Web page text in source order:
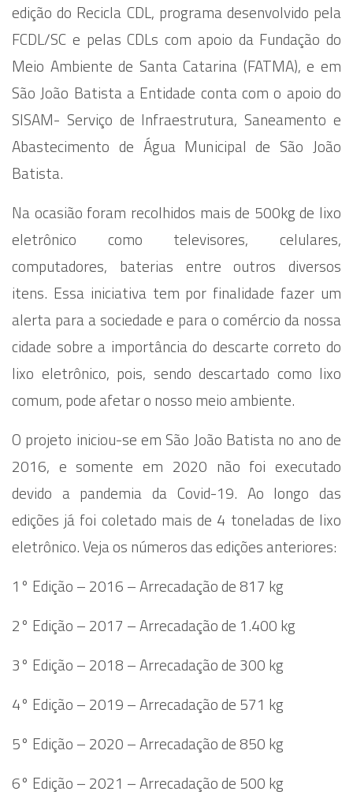
edição do Recicla CDL, programa desenvolvido pela
FCDL/SC e pelas CDLs com apoio da Fundação do
Meio Ambiente de Santa Catarina (FATMA), e em
São João Batista a Entidade conta com o apoio do
SISAM- Serviço de Infraestrutura, Saneamento e
Abastecimento de Água Municipal de São João
Batista.
Na ocasião foram recolhidos mais de 500kg de lixo
eletrônico como televisores, celulares,
computadores, baterias entre outros diversos
itens. Essa iniciativa tem por finalidade fazer um
alerta para a sociedade e para o comércio da nossa
cidade sobre a importância do descarte correto do
lixo eletrônico, pois, sendo descartado como lixo
comum, pode afetar o nosso meio ambiente.
O projeto iniciou-se em São João Batista no ano de
2016, e somente em 2020 não foi executado
devido a pandemia da Covid-19. Ao longo das
edições já foi coletado mais de 4 toneladas de lixo
eletrônico. Veja os números das edições anteriores:
1° Edição – 2016 – Arrecadação de 817 kg
2° Edição – 2017 – Arrecadação de 1.400 kg
3° Edição – 2018 – Arrecadação de 300 kg
4° Edição – 2019 – Arrecadação de 571 kg
5° Edição – 2020 – Arrecadação de 850 kg
6° Edição – 2021 – Arrecadação de 500 kg